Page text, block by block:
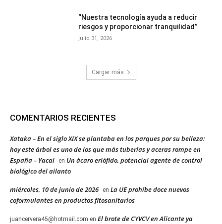
“Nuestra tecnología ayuda a reducir
riesgos y proporcionar tranquilidad”
julio 31, 2026
Cargar más
COMENTARIOS RECIENTES
Xataka – En el siglo XIX se plantaba en los parques por su belleza:
hoy este árbol es uno de los que más tuberías y aceras rompe en
España – Yacal
en Un ácaro eriófido, potencial agente de control
biológico del ailanto
miércoles, 10 de junio de 2026 en La UE prohíbe doce nuevos
coformulantes en productos fitosanitarios
juancervera45@hotmail.com en El brote de CYVCV en Alicante ya